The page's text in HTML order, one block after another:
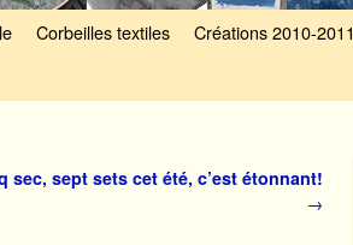
Corbeilles textiles Créations 2010-2011
sec, sept sets cet été, c’est étonnant!
→